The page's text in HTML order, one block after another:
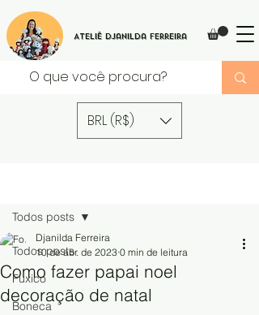
Ateliê Djanilda Ferreira
BRL (R$)
Todos posts
Fuxico
Boneca
Todos posts
Como fazer papai noel
decoração de natal
Djanilda Ferreira
10 de abr. de 2023 0 min de leitura